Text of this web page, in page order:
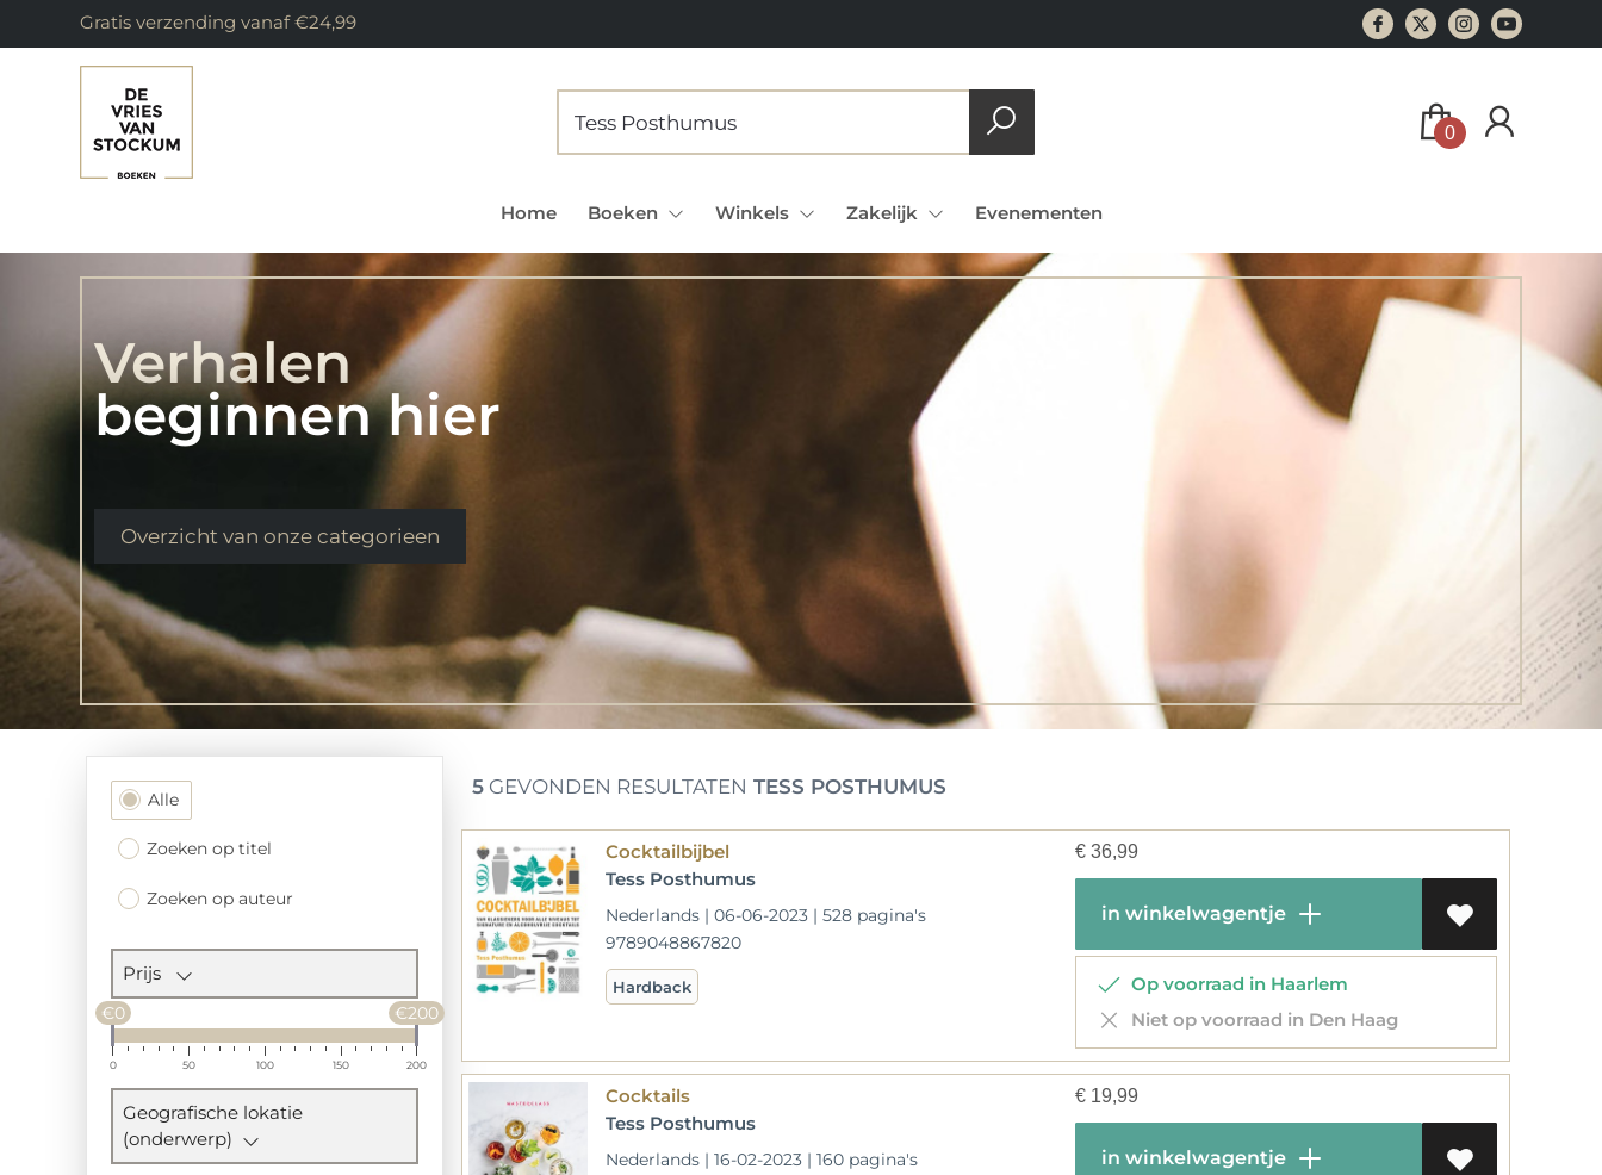
Gratis verzending vanaf €24,99
0
Home Boeken Winkels Zakelijk Evenementen
Verhalen
beginnen hier
Overzicht van onze categorieen
Filtersectie
Alle
Zoeken op titel
Zoeken op auteur
Prijs
€0 €200
0 50 100 150 200
Geografische lokatie
(onderwerp)
5 GEVONDEN RESULTATEN TESS POSTHUMUS
Cocktailbijbel
Tess Posthumus
Nederlands | 06-06-2023 | 528 pagina's
9789048867820
Hardback
€ 36,99
in winkelwagentje
Op voorraad in Haarlem
Niet op voorraad in Den Haag
Cocktails
Tess Posthumus
Nederlands | 16-02-2023 | 160 pagina's
€ 19,99
in winkelwagentje